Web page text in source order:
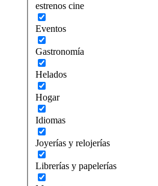
estrenos cine
Eventos
Gastronomía
Helados
Hogar
Idiomas
Joyerías y relojerías
Librerías y papelerías